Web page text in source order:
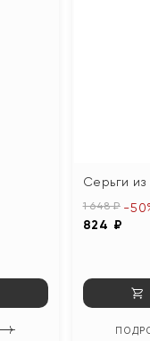
Серьги
1 648 ₽
824 ₽
-